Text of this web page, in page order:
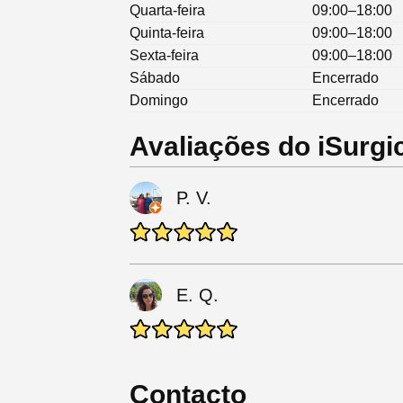
Quarta-feira
09:00–18:00
Quinta-feira
09:00–18:00
Sexta-feira
09:00–18:00
Sábado
Encerrado
Domingo
Encerrado
Avaliações do
P. V.
E. Q.
Contacto